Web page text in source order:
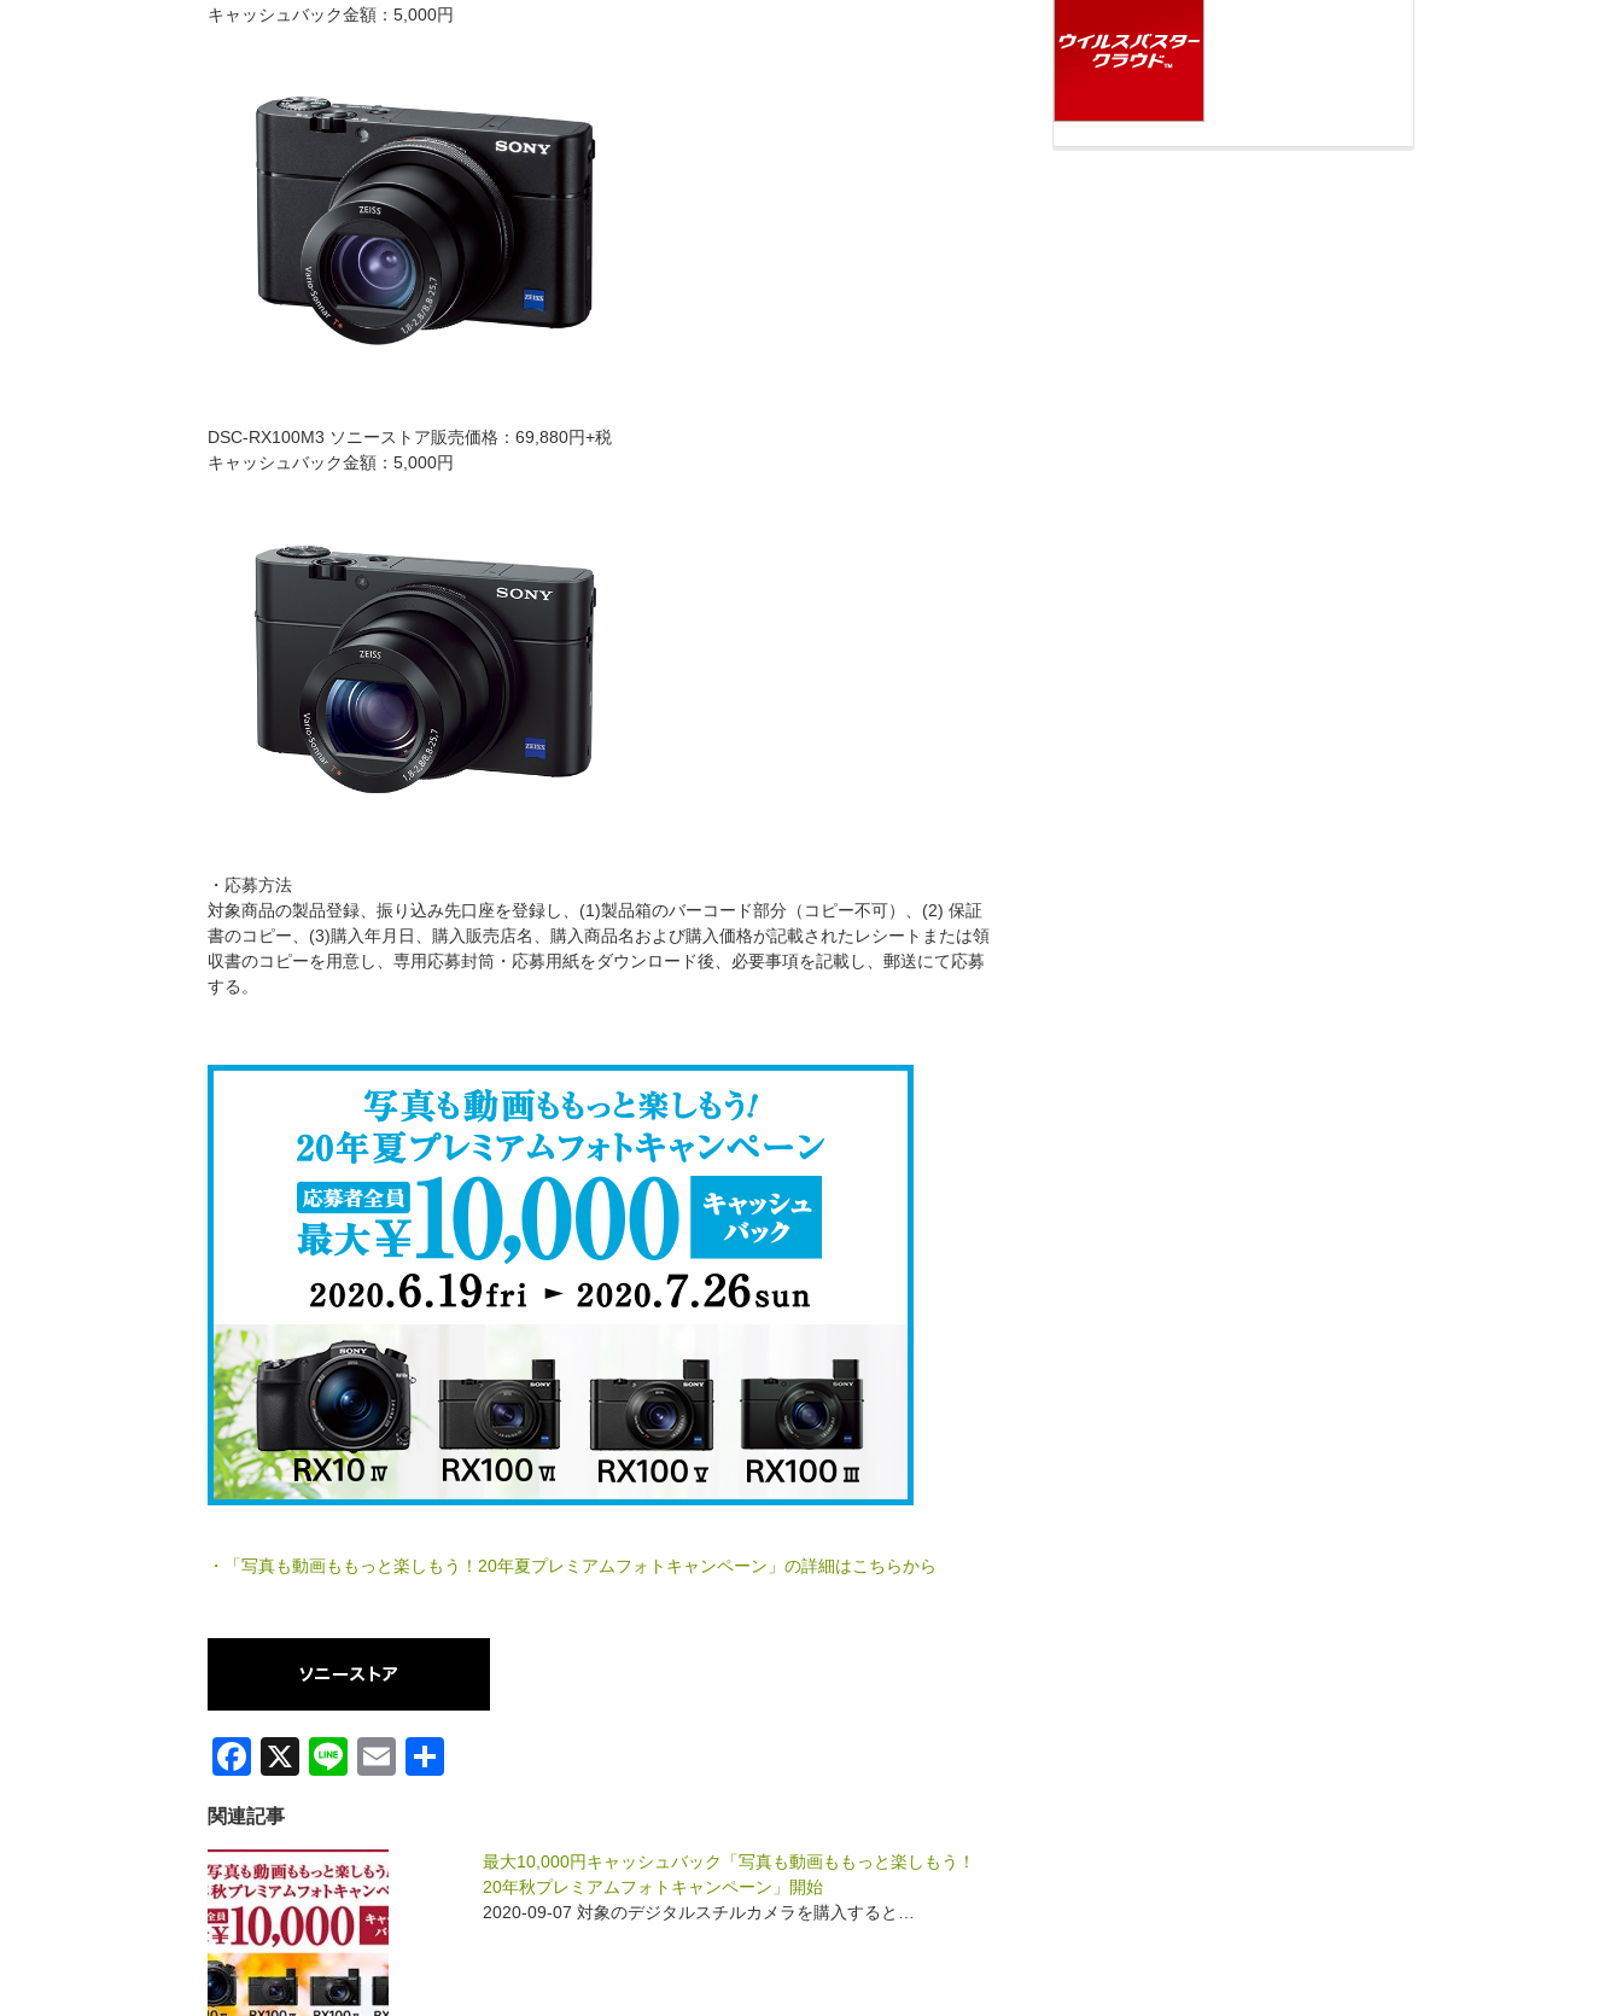
キャッシュバック金額：5,000円
DSC-RX100M3 ソニーストア販売価格：69,880円+税
キャッシュバック金額：5,000円
・応募方法
対象商品の製品登録、振り込み先口座を登録し、(1)製品箱のバーコード部分（コピー不可）、(2) 保証
書のコピー、(3)購入年月日、購入販売店名、購入商品名および購入価格が記載されたレシートまたは領
収書のコピーを用意し、専用応募封筒・応募用紙をダウンロード後、必要事項を記載し、郵送にて応募
する。
・「写真も動画ももっと楽しもう！20年夏プレミアムフォトキャンペーン」の詳細はこちらから
F
c
e
b
o
o
X
Li
E
関連記事
最大10,000円キャッシュバック「写真も動画ももっと楽しもう！
20年秋プレミアムフォトキャンペーン」開始
2020-09-07 対象のデジタルスチルカメラを購入すると…